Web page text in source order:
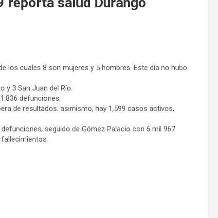
los cuales 8 son mujeres y 5 hombres. Este día no hubo
y 3 San Juan del Río.
defunciones.
de resultados. asimismo, hay 1,599 casos activos,
seguido de Gómez Palacio con 6 mil 967